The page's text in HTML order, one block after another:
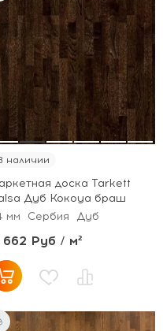
наличии
доска Tarkett
Дуб Кокоуа браш
мм
Сербия Дуб
662 Руб / м²